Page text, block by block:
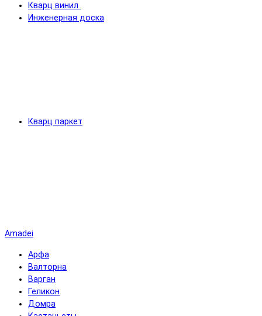
Кварц винил
Инженерная доска
Кварц паркет
Amadei
Арфа
Валторна
Варган
Геликон
Домра